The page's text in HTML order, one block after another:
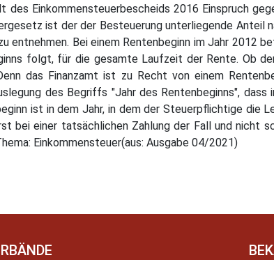
Einkommensteuerbescheids 2016 Einspruch
ist der der Besteuerung unterliegende Anteil
entnehmen. Bei einem Rentenbeginn im Jahr 2012
folgt, für die gesamte Laufzeit der Rente. Ob
das Finanzamt ist zu Recht von einem
des Begriffs "Jahr des Rentenbeginns",
ist in dem Jahr, in dem der Steuerpflichtige die
bei einer tatsächlichen Zahlung der Fall und nicht
Einkommensteuer(aus: Ausgabe 04/2021)